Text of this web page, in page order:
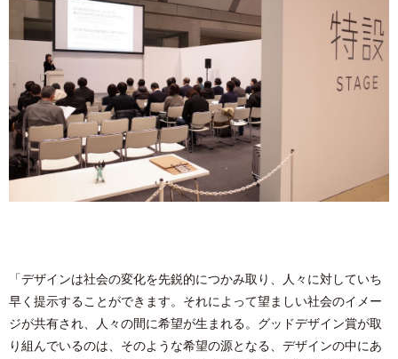
「デザインは社会の変化を先鋭的につかみ取り、人々に対していち
早く提示することができます。それによって望ましい社会のイメー
ジが共有され、人々の間に希望が生まれる。グッドデザイン賞が取
り組んでいるのは、そのような希望の源となる、デザインの中にあ